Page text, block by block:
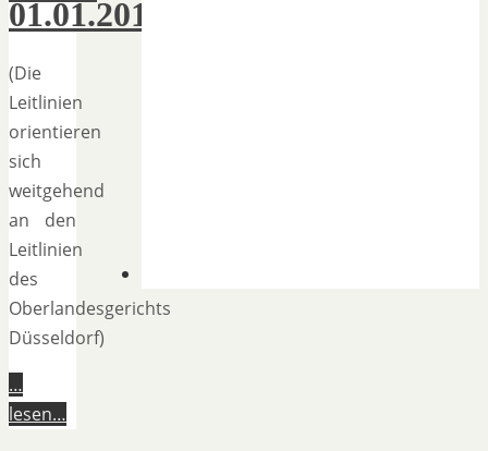
01.01.2018
(Die
Leitlinien
orientieren
sich
weitgehend
an den
Leitlinien
des
Oberlandesgerichts
Düsseldorf)
…
lesen…